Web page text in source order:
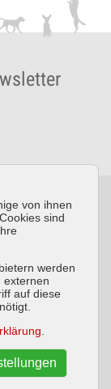
Zuse-Straße
957389-0
AGB
von ihnen
sind
werden
externen
auf diese